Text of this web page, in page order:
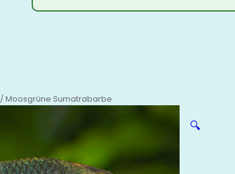
/ Moosgrüne Sumatrabarbe
🔍